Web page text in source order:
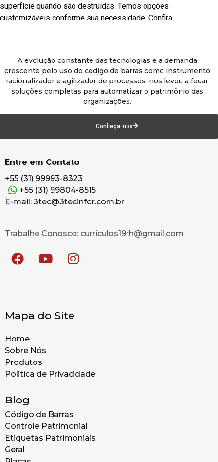
superfície quando são destruídas. Temos opções
customizáveis conforme sua necessidade. Confira.
A evolução constante das tecnologias e a demanda
crescente pelo uso do código de barras como instrumento
racionalizador e agilizador de processos, nos levou a focar
soluções completas para automatizar o patrimônio das
organizações.
Conheça-nos
Entre em Contato
+55 (31) 99993-8323
+55 (31) 99804-8515
E-mail: 3tec@3tecinfor.com.br
Trabalhe Conosco: curriculos19rh@gmail.com
Mapa do Site
Home
Sobre Nós
Produtos
Politica de Privacidade
Blog
Código de Barras
Controle Patrimonial
Etiquetas Patrimoniais
Geral